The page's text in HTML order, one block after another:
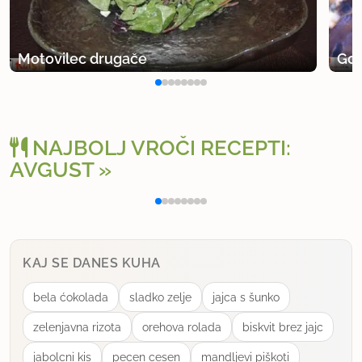
Motovilec drugače
NAJBOLJ VROČI RECEPTI:
AVGUST
Polnjena paprika na klasičen način
KAJ SE DANES KUHA
bela ćokolada sladko zelje jajca s šunko
zelenjavna rizota orehova rolada biskvit brez jajc
jabolcni kis pecen cesen mandljevi piškoti